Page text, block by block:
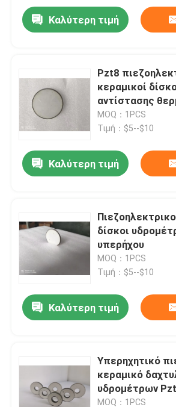
Προϊόντα
Περίπου εμείς
Καλύτερη τιμή
Pzt8
κεραμικοί
αντίστασης
MOQ：1PCS
Τιμή：$5--$10
Καλύτερη τιμή
δίσκοι
υπερήχου
MOQ：1PCS
Τιμή：$5--$10
Καλύτερη τιμή
Υπερηχητικό
κεραμικό
υδρομέτρων
MOQ：1PCS